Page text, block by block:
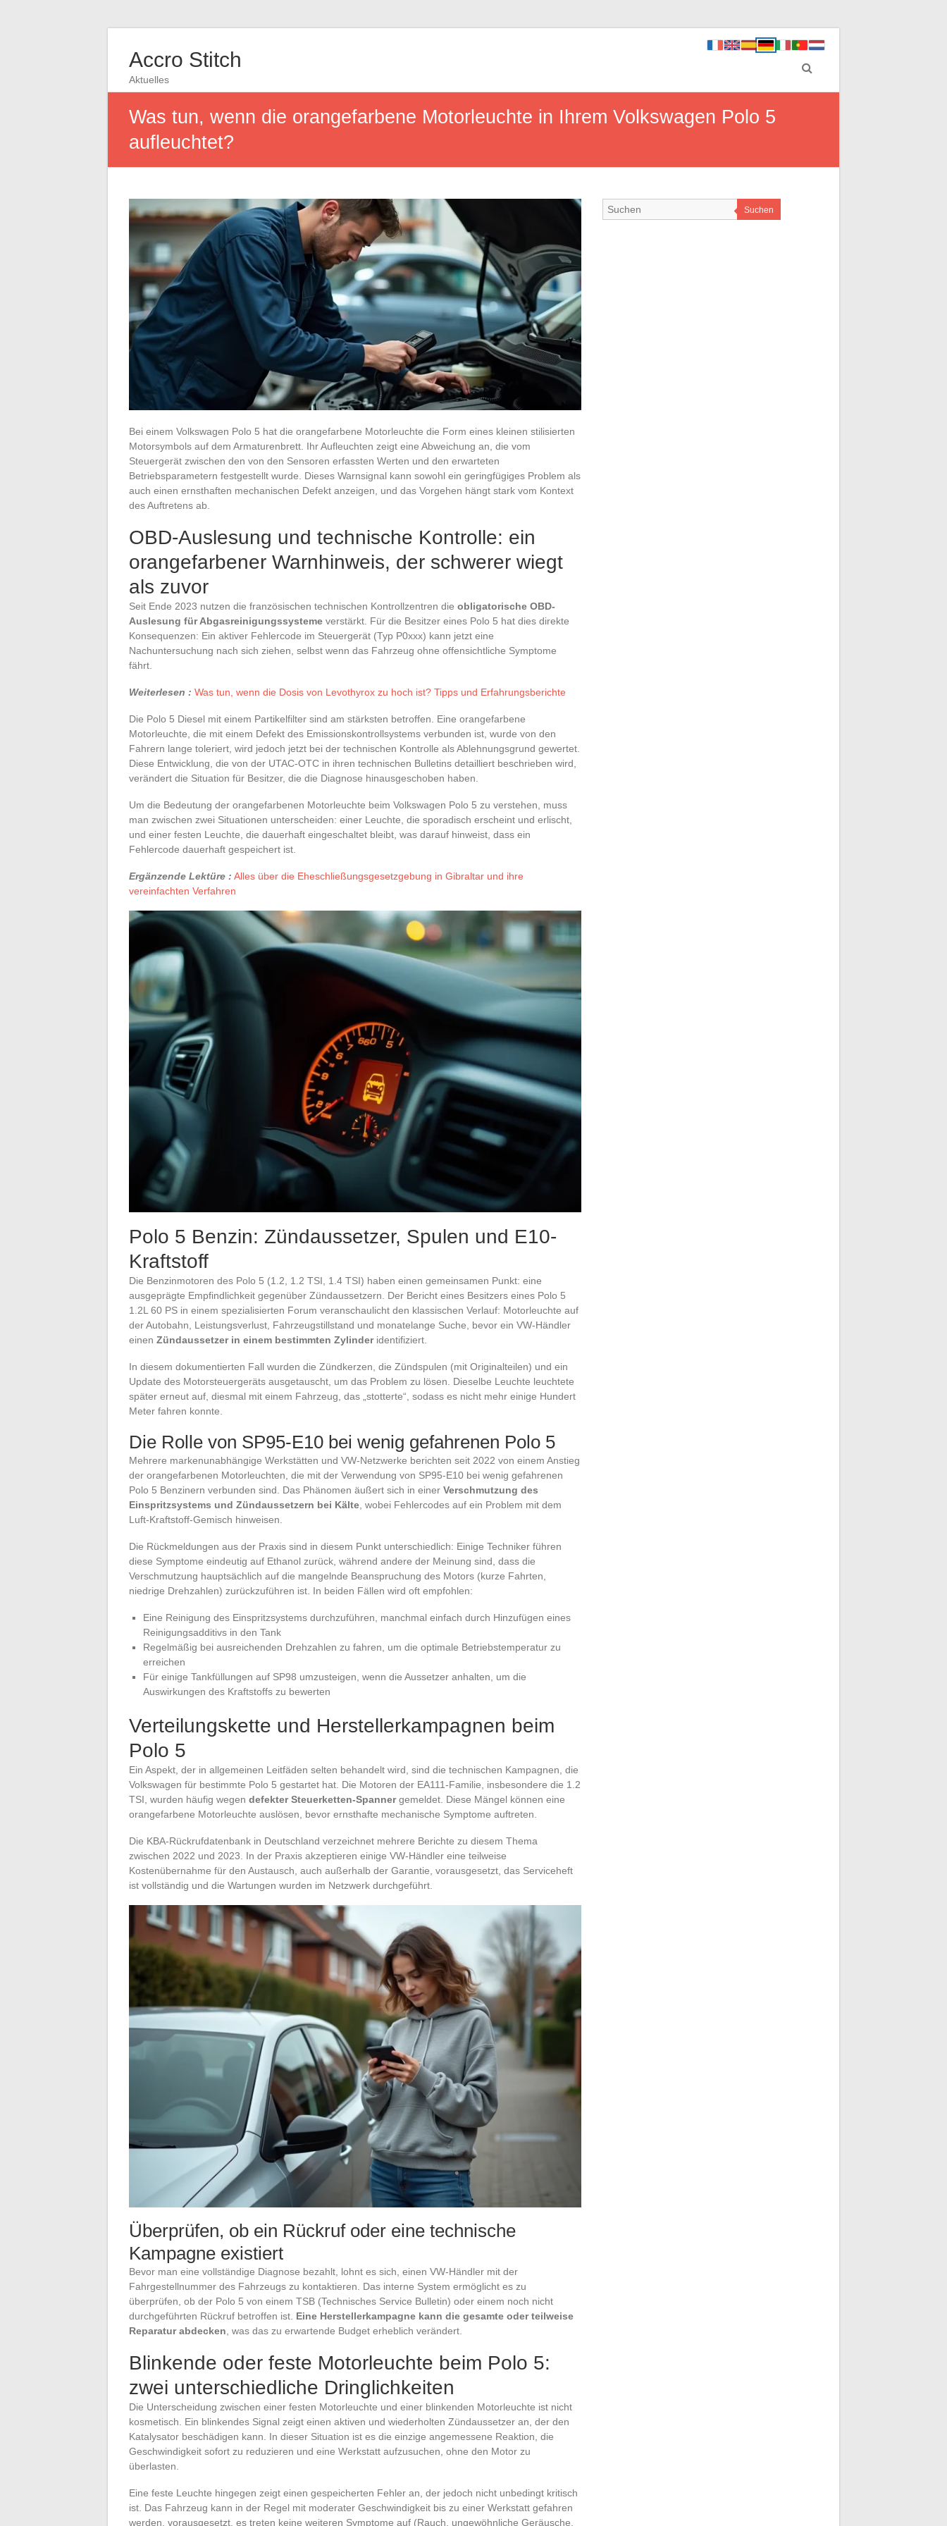
Accro Stitch
Aktuelles
Was tun, wenn die orangefarbene Motorleuchte in Ihrem Volkswagen Polo 5
aufleuchtet?
Bei einem Volkswagen Polo 5 hat die orangefarbene Motorleuchte die Form eines kleinen stilisierten
Motorsymbols auf dem Armaturenbrett. Ihr Aufleuchten zeigt eine Abweichung an, die vom
Steuergerät zwischen den von den Sensoren erfassten Werten und den erwarteten
Betriebsparametern festgestellt wurde. Dieses Warnsignal kann sowohl ein geringfügiges Problem als
auch einen ernsthaften mechanischen Defekt anzeigen, und das Vorgehen hängt stark vom Kontext
des Auftretens ab.
OBD-Auslesung und technische Kontrolle: ein
orangefarbener Warnhinweis, der schwerer wiegt
als zuvor
Seit Ende 2023 nutzen die französischen technischen Kontrollzentren die obligatorische OBD-
Auslesung für Abgasreinigungssysteme verstärkt. Für die Besitzer eines Polo 5 hat dies direkte
Konsequenzen: Ein aktiver Fehlercode im Steuergerät (Typ P0xxx) kann jetzt eine
Nachuntersuchung nach sich ziehen, selbst wenn das Fahrzeug ohne offensichtliche Symptome
fährt.
Weiterlesen : Was tun, wenn die Dosis von Levothyrox zu hoch ist? Tipps und Erfahrungsberichte
Die Polo 5 Diesel mit einem Partikelfilter sind am stärksten betroffen. Eine orangefarbene
Motorleuchte, die mit einem Defekt des Emissionskontrollsystems verbunden ist, wurde von den
Fahrern lange toleriert, wird jedoch jetzt bei der technischen Kontrolle als Ablehnungsgrund gewertet.
Diese Entwicklung, die von der UTAC-OTC in ihren technischen Bulletins detailliert beschrieben wird,
verändert die Situation für Besitzer, die die Diagnose hinausgeschoben haben.
Um die Bedeutung der orangefarbenen Motorleuchte beim Volkswagen Polo 5 zu verstehen, muss
man zwischen zwei Situationen unterscheiden: einer Leuchte, die sporadisch erscheint und erlischt,
und einer festen Leuchte, die dauerhaft eingeschaltet bleibt, was darauf hinweist, dass ein
Fehlercode dauerhaft gespeichert ist.
Ergänzende Lektüre : Alles über die Eheschließungsgesetzgebung in Gibraltar und ihre
vereinfachten Verfahren
Polo 5 Benzin: Zündaussetzer, Spulen und E10-
Kraftstoff
Die Benzinmotoren des Polo 5 (1.2, 1.2 TSI, 1.4 TSI) haben einen gemeinsamen Punkt: eine
ausgeprägte Empfindlichkeit gegenüber Zündaussetzern. Der Bericht eines Besitzers eines Polo 5
1.2L 60 PS in einem spezialisierten Forum veranschaulicht den klassischen Verlauf: Motorleuchte auf
der Autobahn, Leistungsverlust, Fahrzeugstillstand und monatelange Suche, bevor ein VW-Händler
einen Zündaussetzer in einem bestimmten Zylinderidentifiziert.
In diesem dokumentierten Fall wurden die Zündkerzen, die Zündspulen (mit Originalteilen) und ein
Update des Motorsteuergeräts ausgetauscht, um das Problem zu lösen. Dieselbe Leuchte leuchtete
später erneut auf, diesmal mit einem Fahrzeug, das „stotterte“, sodass es nicht mehr einige Hundert
Meter fahren konnte.
Die Rolle von SP95-E10 bei wenig gefahrenen Polo 5
Mehrere markenunabhängige Werkstätten und VW-Netzwerke berichten seit 2022 von einem Anstieg
der orangefarbenen Motorleuchten, die mit der Verwendung von SP95-E10 bei wenig gefahrenen
Polo 5 Benzinern verbunden sind. Das Phänomen äußert sich in einer Verschmutzung des
Einspritzsystems und Zündaussetzern bei Kälte, wobei Fehlercodes auf ein Problem mit dem
Luft-Kraftstoff-Gemisch hinweisen.
Die Rückmeldungen aus der Praxis sind in diesem Punkt unterschiedlich: Einige Techniker führen
diese Symptome eindeutig auf Ethanol zurück, während andere der Meinung sind, dass die
Verschmutzung hauptsächlich auf die mangelnde Beanspruchung des Motors (kurze Fahrten,
niedrige Drehzahlen) zurückzuführen ist. In beiden Fällen wird oft empfohlen:
Eine Reinigung des Einspritzsystems durchzuführen, manchmal einfach durch Hinzufügen eines
Reinigungsadditivs in den Tank
Regelmäßig bei ausreichenden Drehzahlen zu fahren, um die optimale Betriebstemperatur zu
erreichen
Für einige Tankfüllungen auf SP98 umzusteigen, wenn die Aussetzer anhalten, um die
Auswirkungen des Kraftstoffs zu bewerten
Verteilungskette und Herstellerkampagnen beim
Polo 5
Ein Aspekt, der in allgemeinen Leitfäden selten behandelt wird, sind die technischen Kampagnen, die
Volkswagen für bestimmte Polo 5 gestartet hat. Die Motoren der EA111-Familie, insbesondere die 1.2
TSI, wurden häufig wegen defekter Steuerketten-Spannergemeldet. Diese Mängel können eine
orangefarbene Motorleuchte auslösen, bevor ernsthafte mechanische Symptome auftreten.
Die KBA-Rückrufdatenbank in Deutschland verzeichnet mehrere Berichte zu diesem Thema
zwischen 2022 und 2023. In der Praxis akzeptieren einige VW-Händler eine teilweise
Kostenübernahme für den Austausch, auch außerhalb der Garantie, vorausgesetzt, das Serviceheft
ist vollständig und die Wartungen wurden im Netzwerk durchgeführt.
Überprüfen, ob ein Rückruf oder eine technische
Kampagne existiert
Bevor man eine vollständige Diagnose bezahlt, lohnt es sich, einen VW-Händler mit der
Fahrgestellnummer des Fahrzeugs zu kontaktieren. Das interne System ermöglicht es zu
überprüfen, ob der Polo 5 von einem TSB (Technisches Service Bulletin) oder einem noch nicht
durchgeführten Rückruf betroffen ist. Eine Herstellerkampagne kann die gesamte oder teilweise
Reparatur abdecken , was das zu erwartende Budget erheblich verändert.
Blinkende oder feste Motorleuchte beim Polo 5:
zwei unterschiedliche Dringlichkeiten
Die Unterscheidung zwischen einer festen Motorleuchte und einer blinkenden Motorleuchte ist nicht
kosmetisch. Ein blinkendes Signal zeigt einen aktiven und wiederholten Zündaussetzer an, der den
Katalysator beschädigen kann. In dieser Situation ist es die einzige angemessene Reaktion, die
Geschwindigkeit sofort zu reduzieren und eine Werkstatt aufzusuchen, ohne den Motor zu
überlasten.
Eine feste Leuchte hingegen zeigt einen gespeicherten Fehler an, der jedoch nicht unbedingt kritisch
ist. Das Fahrzeug kann in der Regel mit moderater Geschwindigkeit bis zu einer Werkstatt gefahren
werden, vorausgesetzt, es treten keine weiteren Symptome auf (Rauch, ungewöhnliche Geräusche,
Suchen